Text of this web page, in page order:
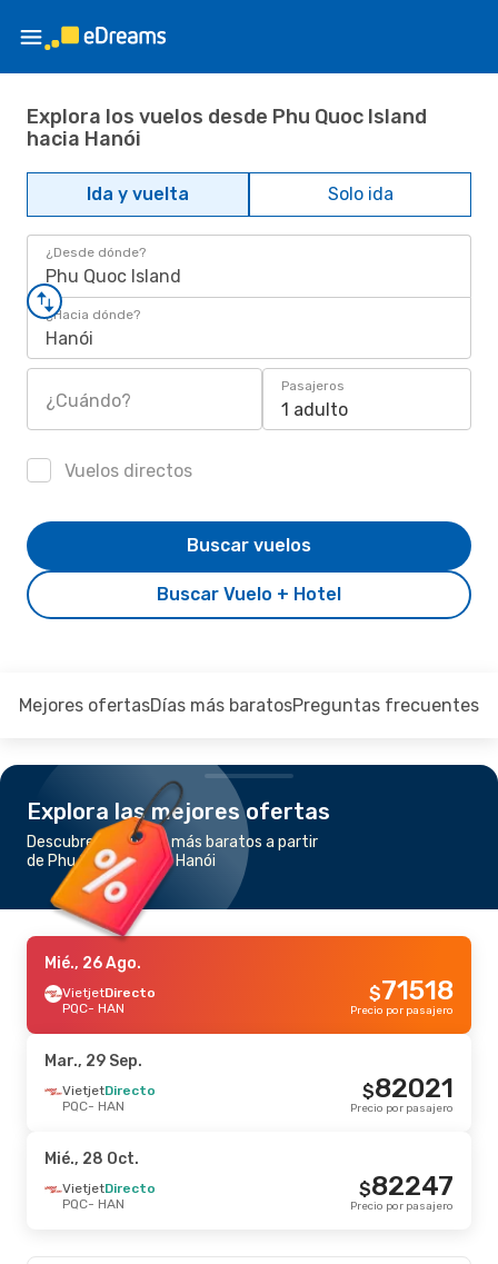
Explora los vuelos desde Phu Quoc Island
hacia Hanói
Ida y vuelta Solo ida
¿Desde dónde?
Phu Quoc Island
¿Hacia dónde?
Hanói
¿Cuándo?
Pasajeros
1 adulto
Vuelos directos
Buscar Vuelo + Hotel
Buscar vuelos
Mejores ofertasDías más baratosPreguntas frecuentes
Explora las mejores ofertas
Descubre los vuelos más baratos a partir
de Phu Quoc Island a Hanói
Mié., 26 Ago.
VietjetDirecto
PQC- HAN
71518
$
Precio por pasajero
Mar., 29 Sep.
VietjetDirecto
PQC- HAN
82021
$
Precio por pasajero
Mié., 28 Oct.
VietjetDirecto
PQC- HAN
82247
$
Precio por pasajero